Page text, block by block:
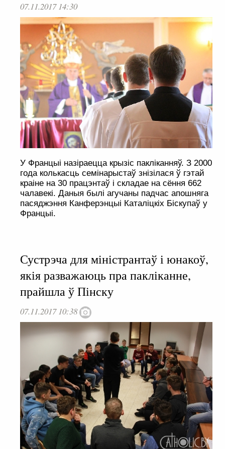
07.11.2017 14:30
У Францыі назіраецца крызіс пакліканняў. З 2000
года колькасць семінарыстаў знізілася ў гэтай
краіне на 30 працэнтаў і складае на сёння 662
чалавекі. Даныя былі агучаны падчас апошняга
пасяджэння Канферэнцыі Каталіцкіх Біскупаў у
Францыі.
Сустрэча для міністрантаў і юнакоў,
якія разважаюць пра пакліканне,
прайшла ў Пінску
07.11.2017 10:38